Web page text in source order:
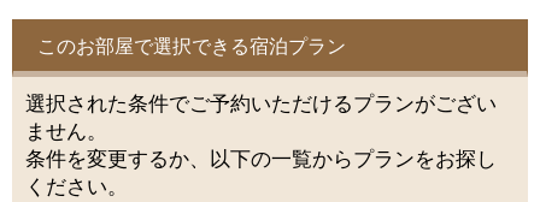
このお部屋で選択できる宿泊プラン
選択された条件でご予約いただけるプランがござい
ません。
条件を変更するか、以下の一覧からプランをお探し
ください。